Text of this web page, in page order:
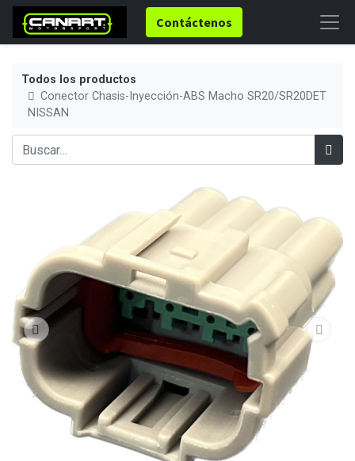
Contáctenos
Todos los productos
Conector Chasis-Inyección-ABS Macho SR20/SR20DET
NISSAN